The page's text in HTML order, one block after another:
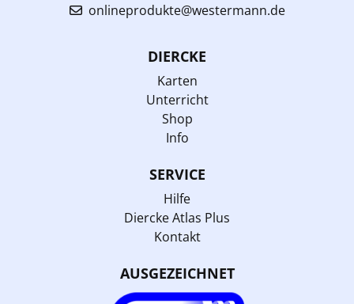
onlineprodukte@westermann.de
DIERCKE
Karten
Unterricht
Shop
Info
SERVICE
Hilfe
Diercke Atlas Plus
Kontakt
AUSGEZEICHNET